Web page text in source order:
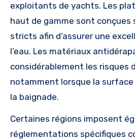
exploitants de yachts. Les
haut de gamme sont conçues
stricts afin d’assurer une
l’eau. Les matériaux
considérablement les risques
notamment lorsque la
la baignade.
Certaines régions imposent
réglementations spécifiques